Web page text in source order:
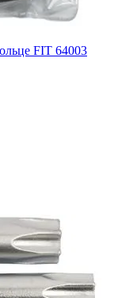
FIT 64003